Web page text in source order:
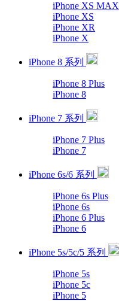
iPhone XS MAX
iPhone XS
iPhone XR
iPhone X
iPhone 8 系列
iPhone 8 Plus
iPhone 8
iPhone 7 系列
iPhone 7 Plus
iPhone 7
iPhone 6s/6 系列
iPhone 6s Plus
iPhone 6s
iPhone 6 Plus
iPhone 6
iPhone 5s/5c/5 系列
iPhone 5s
iPhone 5c
iPhone 5